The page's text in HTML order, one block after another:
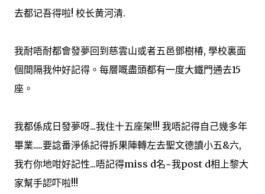
去都记吾得啦! 校长黄河清.
我耐唔耐都會發夢回到慈雲山或者五邑鄧樹椿, 學校裏面
個間隔我仲好記得。每層嘅盡頭都有一度大鐵門通去15
座。
我都係成日發夢呀...我住十五座架!!! 我唔記得自己幾多年
畢業.....要諗番淨係記得拆果陣轉左去聖文德讀小五&六,
我冇你地咁好記性...唔記得miss d名~我post d相上黎大
家幫手認吓啦!!!